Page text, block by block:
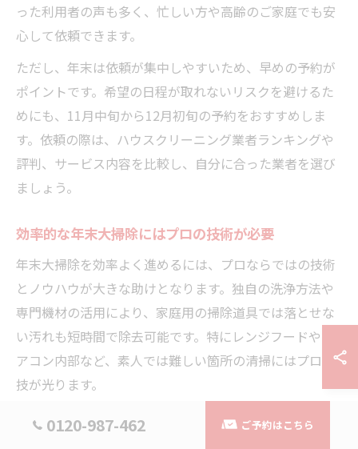
った利用者の声も多く、忙しい方や高齢のご家庭でも安
心して依頼できます。
ただし、年末は依頼が集中しやすいため、早めの予約が
ポイントです。希望の日程が取れないリスクを避けるた
めにも、11月中旬から12月初旬の予約をおすすめしま
す。依頼の際は、ハウスクリーニング業者ランキングや
評判、サービス内容を比較し、自分に合った業者を選び
ましょう。
効率的な年末大掃除にはプロの技術が必要
年末大掃除を効率よく進めるには、プロならではの技術
とノウハウが大きな助けとなります。独自の洗浄方法や
専門機材の活用により、家庭用の掃除道具では落とせな
い汚れも短時間で除去可能です。特にレンジフードやエ
アコン内部など、素人では難しい箇所の清掃にはプロの
技が光ります。
プロの清掃は、単に表面をきれいにするだけでなく、カ
0120-987-462 ご予約はこちら